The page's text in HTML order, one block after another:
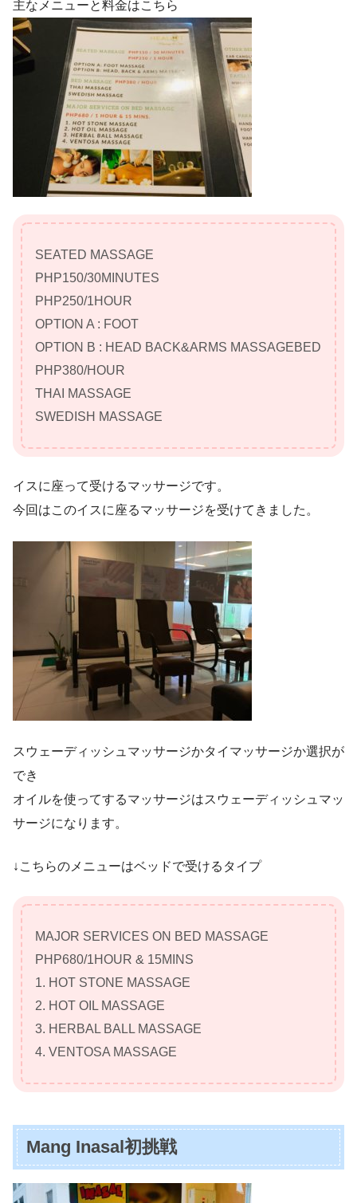
主なメニューと料金はこちら
SEATED MASSAGE
PHP150/30MINUTES
PHP250/1HOUR
OPTION A : FOOT
OPTION B : HEAD BACK&ARMS MASSAGEBED
PHP380/HOUR
THAI MASSAGE
SWEDISH MASSAGE
イスに座って受けるマッサージです。
今回はこのイスに座るマッサージを受けてきました。
スウェーディッシュマッサージかタイマッサージか選択が
でき
オイルを使ってするマッサージはスウェーディッシュマッ
サージになります。
↓こちらのメニューはベッドで受けるタイプ
MAJOR SERVICES ON BED MASSAGE
PHP680/1HOUR & 15MINS
1. HOT STONE MASSAGE
2. HOT OIL MASSAGE
3. HERBAL BALL MASSAGE
4. VENTOSA MASSAGE
Mang Inasal初挑戦